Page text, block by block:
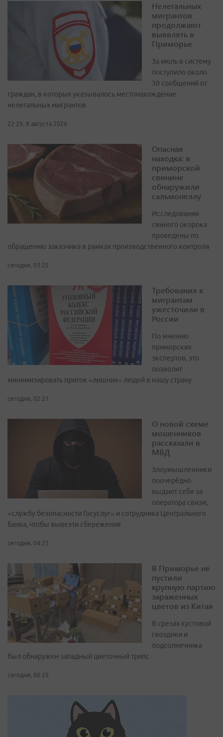
Нелегальных
мигрантов
продолжают
выявлять в
Приморье
За июль в систему
поступило около
30 сообщений от
граждан, в которых указывалось местонахождение
нелегальных мигрантов
22:29, 8 августа 2026
Опасная
находка: в
приморской
свинине
обнаружили
сальмонеллу
Исследования
свиного окорока
проведены по
обращению заказчика в рамках производственного контроля
сегодня, 03:25
Требования к
мигрантам
ужесточили в
России
По мнению
приморских
экспертов, это
позволит
минимизировать приток «лишних» людей в нашу страну
сегодня, 02:21
О новой схеме
мошенников
рассказали в
МВД
Злоумышленники
поочерёдно
выдают себя за
оператора связи,
«службу безопасности Госуслуг» и сотрудника Центрального
банка, чтобы вывезти сбережения
сегодня, 04:25
В Приморье не
пустили
крупную партию
зараженных
цветов из Китая
В срезах кустовой
гвоздики и
подсолнечника
был обнаружен западный цветочный трипс
сегодня, 00:25